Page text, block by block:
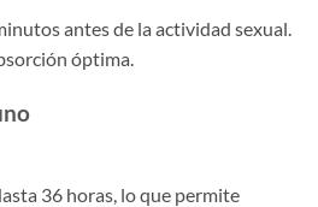
antes de la actividad sexual.
óptima.
36 horas, lo que permite